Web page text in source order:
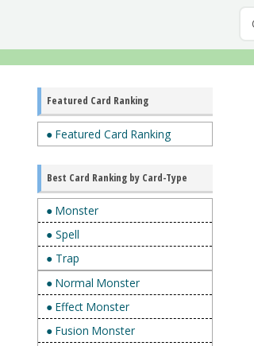
Featured Card Ranking
● Featured Card Ranking
Best Card Ranking by Card-Type
● Monster
● Spell
● Trap
● Normal Monster
● Effect Monster
● Fusion Monster